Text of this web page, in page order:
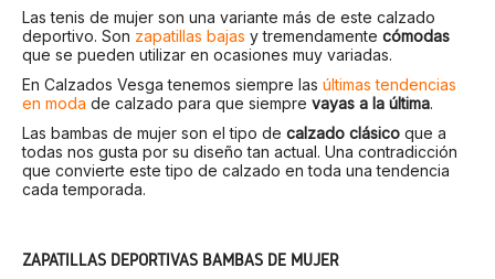
Las tenis de mujer son una variante más de este calzado
deportivo. Son zapatillas bajas y tremendamente cómodas
que se pueden utilizar en ocasiones muy variadas.
En Calzados Vesga tenemos siempre las últimas tendencias
en moda de calzado para que siempre vayas a la última.
Las bambas de mujer son el tipo de calzado clásico que a
todas nos gusta por su diseño tan actual. Una contradicción
que convierte este tipo de calzado en toda una tendencia
cada temporada.
ZAPATILLAS DEPORTIVAS BAMBAS DE MUJER